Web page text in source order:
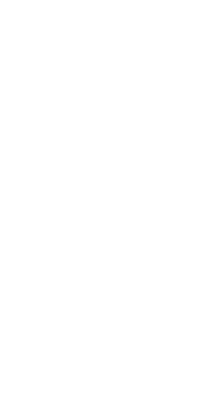
заведения — наш приоритет